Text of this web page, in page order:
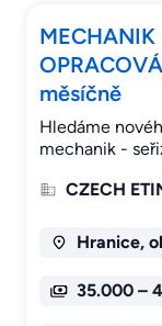
měsíčně
Hledáme
mechanik -
CZECH
Hranice,
35.000 –